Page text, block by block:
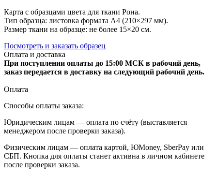
Карта с образцами цвета для ткани Рона.
Тип образца: листовка формата А4 (210×297 мм).
Размер ткани на образце: не более 15×20 см.
Посмотреть и заказать образец
Оплата и доставка
При поступлении оплаты до 15:00 МСК в рабочий день,
заказ передается в доставку на следующий рабочий день.
Оплата
Способы оплаты заказа:
Юридическим лицам — оплата по счёту (выставляется
менеджером после проверки заказа).
Физическим лицам — оплата картой, ЮMoney, SberPay или
СБП. Кнопка для оплаты станет активна в личном кабинете
после проверки заказа.